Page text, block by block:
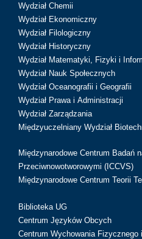
Wydział Chemii
Wydział Ekonomiczny
Wydział Filologiczny
Wydział Historyczny
Wydział Matematyki, Fizyki i
Wydział Nauk Społecznych
Wydział Oceanografii i Geografii
Wydział Prawa i Administracji
Wydział Zarządzania
Międzyuczelniany Wydział
Międzynarodowe Centrum Badań
Przeciwnowotworowymi (ICCVS)
Międzynarodowe Centrum Teorii
Biblioteka UG
Centrum Języków Obcych
Centrum Wychowania Fizycznego